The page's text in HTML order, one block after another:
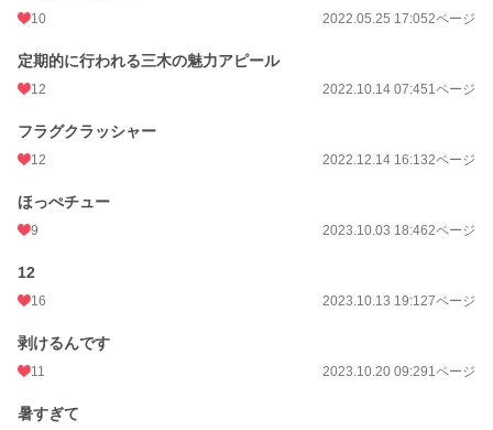
10 2022.05.25 17:052ページ
定期的に行われる三木の魅力アピール
12 2022.10.14 07:451ページ
フラグクラッシャー
12 2022.12.14 16:132ページ
ほっぺチュー
9 2023.10.03 18:462ページ
12
16 2023.10.13 19:127ページ
剥けるんです
11 2023.10.20 09:291ページ
暑すぎて